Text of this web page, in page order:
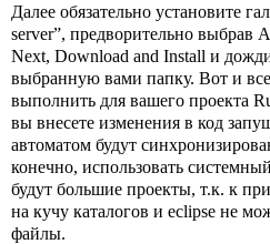
Далее обязательно установите
server”, предворительно выбрав
Next, Download and Install и
выбранную вами папку. Вот и
выполнить для вашего проекта
вы внесете изменения в код
автоматом будут
конечно, использовать
будут большие проекты, т.к. к
на кучу каталогов и eclipse не
файлы.